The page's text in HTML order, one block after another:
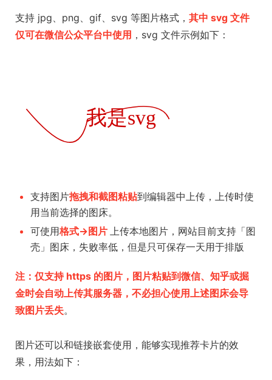
支持 jpg、png、gif、svg 等图片格式， 其中 svg 文件
仅可在微信公众平台中使用 ，svg 文件示例如下：
支持图片拖拽和截图粘贴到编辑器中上传，上传时使
用当前选择的图床。
可使用格式->图片 上传本地图片，网站目前支持「图
壳」图床，失败率低，但是只可保存一天用于排版
注：仅支持 https 的图片，图片粘贴到微信、知乎或掘
金时会自动上传其服务器，不必担心使用上述图床会导
致图片丢失。
图片还可以和链接嵌套使用，能够实现推荐卡片的效
果，用法如下：